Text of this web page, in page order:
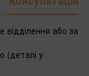
відділення або за
(деталі у